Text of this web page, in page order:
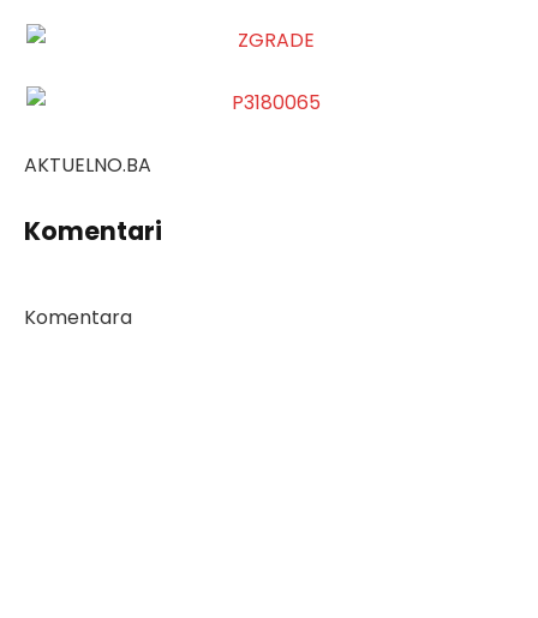
AKTUELNO.BA
Komentari
Komentara